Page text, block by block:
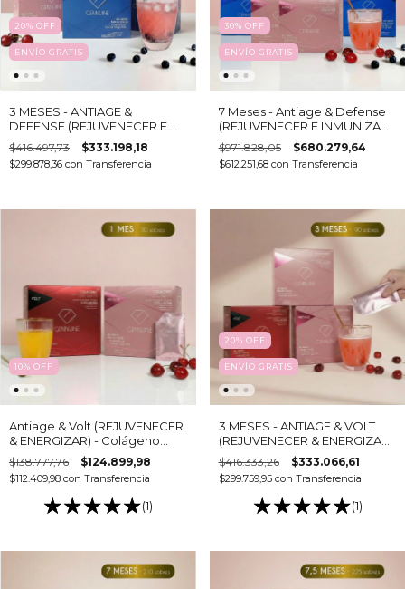
20% OFF
ENVÍO GRATIS
3 MESES - ANTIAGE &
DEFENSE (REJUVENECER E
INMUNIZAR) - Colágeno
hidrolizado bebible + 24
activos
$416.497,73 $333.198,18
$299.878,36 con Transferencia
30% OFF
ENVÍO GRATIS
7 Meses - Antiage & Defense
(REJUVENECER E INMUNIZAR)
- Colágeno hidrolizado
bebible + 24 activos
$971.828,05 $680.279,64
$612.251,68 con Transferencia
10% OFF
Antiage & Volt (REJUVENECER
& ENERGIZAR) - Colágeno
hidrolizado bebible
$138.777,76 $124.899,98
$112.409,98 con Transferencia
(1)
20% OFF
ENVÍO GRATIS
3 MESES - ANTIAGE & VOLT
(REJUVENECER & ENERGIZAR)
- Colágeno hidrolizado
bebible
$416.333,26 $333.066,61
$299.759,95 con Transferencia
(1)